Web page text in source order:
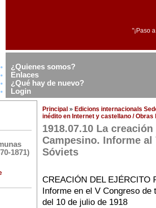
"¡Paso
¿Quienes somos?
Enlaces
¿Qué hay de nuevo?
Login
1871)
Principal » Edicions internacionals
inédito en Internet y castellano / Obras
1918.07.10 La
Campesino. Informe
Sóviets
CREACIÓN DEL EJÉRCITO
Informe en el V Congreso
del 10 de julio de 1918